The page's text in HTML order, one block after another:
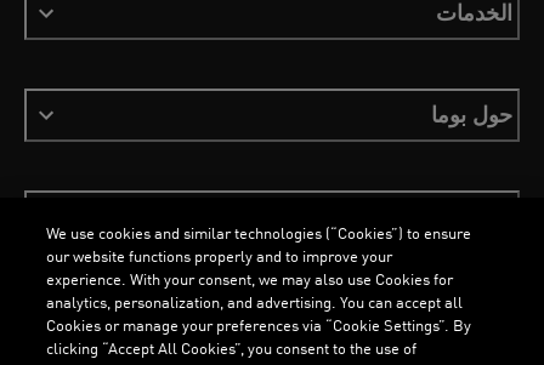
الخدمات
حول بوما
العربية
We use cookies and similar technologies (“Cookies”) to ensure
our website functions properly and to improve your
experience. With your consent, we may also use Cookies for
analytics, personalization, and advertising. You can accept all
Cookies or manage your preferences via “Cookie Settings”. By
clicking “Accept All Cookies”, you consent to the use of